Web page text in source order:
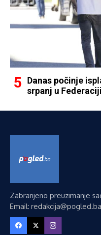
Danas počinje
srpanj u Federaciji
Zabranjeno preuzimanje
Email: redakcija@pogled.ba